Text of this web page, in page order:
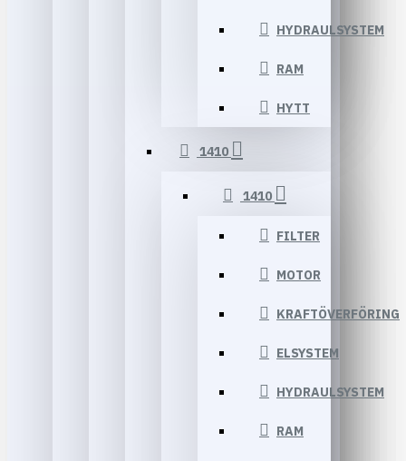
HYDRAULSYSTEM
RAM
HYTT
1410
1410
FILTER
MOTOR
KRAFTÖVERFÖRING
ELSYSTEM
HYDRAULSYSTEM
RAM